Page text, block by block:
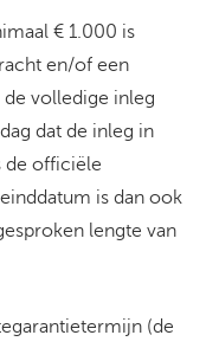
€ 1.000 is
en/of een
volledige inleg
dat de inleg in
de officiële
is dan ook
lengte van
(de